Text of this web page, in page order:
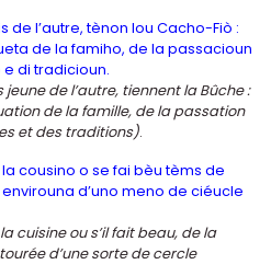
de l’autre, tènon lou Cacho-Fiò :
de la famiho, de la passacioun
di tradicioun.
jeune de l’autre, tiennent la Bûche :
de la famille, de la passation
et des traditions).
cousino o se fai bèu tèms de
d’uno meno de ciéucle
cuisine ou s’il fait beau, de la
d’une sorte de cercle